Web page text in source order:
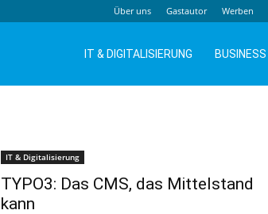
Über uns Gastautor Werben
IT & DIGITALISIERUNG BUSINESS
IT & Digitalisierung
TYPO3: Das CMS, das Mittelstand
kann